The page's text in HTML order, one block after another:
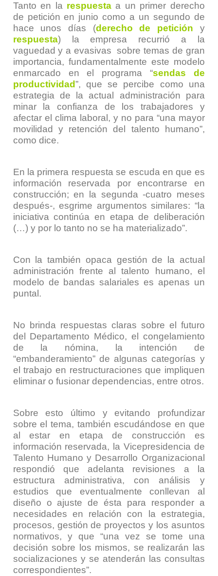
Tanto en la respuesta a un primer derecho
de petición en junio como a un segundo de
hace unos días (derecho de petición y
respuesta) la empresa recurrió a la
vaguedad y a evasivas sobre temas de gran
importancia, fundamentalmente este modelo
enmarcado en el programa “sendas de
productividad”, que se percibe como una
estrategia de la actual administración para
minar la confianza de los trabajadores y
afectar el clima laboral, y no para “una mayor
movilidad y retención del talento humano”,
como dice.
En la primera respuesta se escuda en que es
información reservada por encontrarse en
construcción; en la segunda -cuatro meses
después-, esgrime argumentos similares: “la
iniciativa continúa en etapa de deliberación
(…) y por lo tanto no se ha materializado”.
Con la también opaca gestión de la actual
administración frente al talento humano, el
modelo de bandas salariales es apenas un
puntal.
No brinda respuestas claras sobre el futuro
del Departamento Médico, el congelamiento
de la nómina, la intención de
“embanderamiento” de algunas categorías y
el trabajo en restructuraciones que impliquen
eliminar o fusionar dependencias, entre otros.
Sobre esto último y evitando profundizar
sobre el tema, también escudándose en que
al estar en etapa de construcción es
información reservada, la Vicepresidencia de
Talento Humano y Desarrollo Organizacional
respondió que adelanta revisiones a la
estructura administrativa, con análisis y
estudios que eventualmente conllevan al
diseño o ajuste de ésta para responder a
necesidades en relación con la estrategia,
procesos, gestión de proyectos y los asuntos
normativos, y que “una vez se tome una
decisión sobre los mismos, se realizarán las
socializaciones y se atenderán las consultas
correspondientes”.